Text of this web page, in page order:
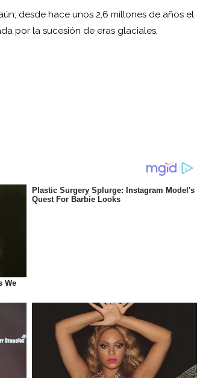
desde hace unos 2,6 millones de años el
por la sucesión de eras glaciales.